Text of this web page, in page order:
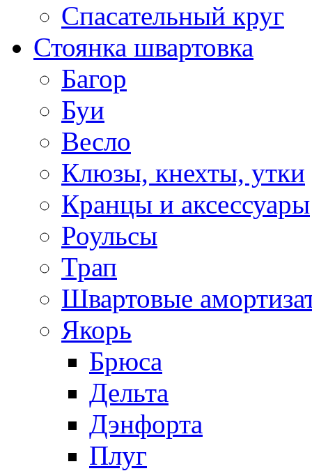
Спасательный круг
Стоянка швартовка
Багор
Буи
Весло
Клюзы, кнехты, утки
Кранцы и аксессуары
Роульсы
Трап
Швартовые
Якорь
Брюса
Дельта
Дэнфорта
Плуг